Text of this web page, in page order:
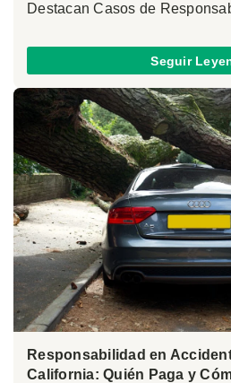
Destacan Casos de
Seguir
Responsabilidad en
California: Quién Paga y